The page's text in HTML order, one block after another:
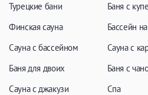
Развлечения
Бильярд
Кальян
Турецкие бани
Финская сауна
Сауна с бассейном
Баня для двоих
Сауна с джакузи
Баня с
Бассейн
Сауна с
Баня с
Спа